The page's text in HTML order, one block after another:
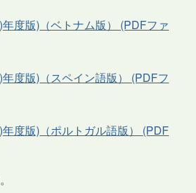
度版)（ベトナム版） (PDFファ
度版)（スペイン語版） (PDFフ
度版)（ポルトガル語版） (PDF